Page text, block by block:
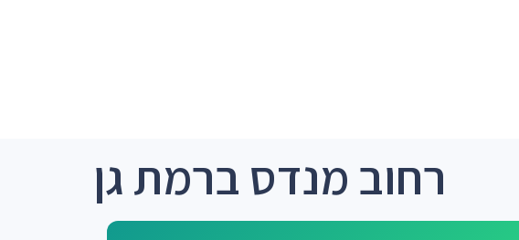
רחוב מנדס ברמת גן